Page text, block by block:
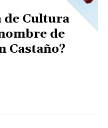
de Cultura
de
Castaño?